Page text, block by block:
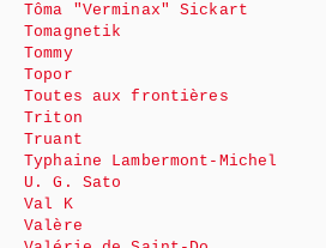
Tôma "Verminax" Sickart
Tomagnetik
Tommy
Topor
Toutes aux frontières
Triton
Truant
Typhaine Lambermont-Michel
U. G. Sato
Val K
Valère